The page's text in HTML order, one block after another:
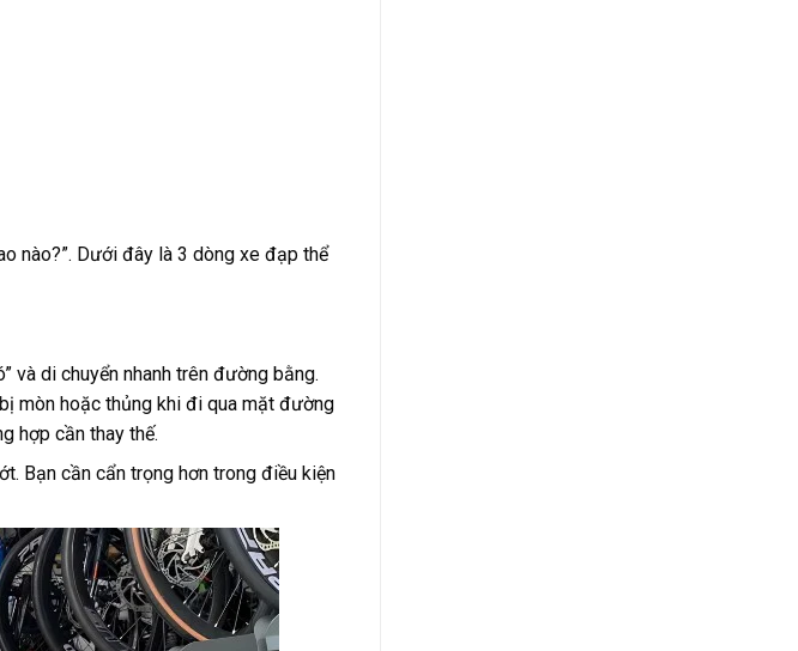
nào?”. Dưới đây là 3 dòng xe đạp thể
và di chuyển nhanh trên đường bằng.
mòn hoặc thủng khi đi qua mặt đường
hợp cần thay thế.
Bạn cần cẩn trọng hơn trong điều kiện